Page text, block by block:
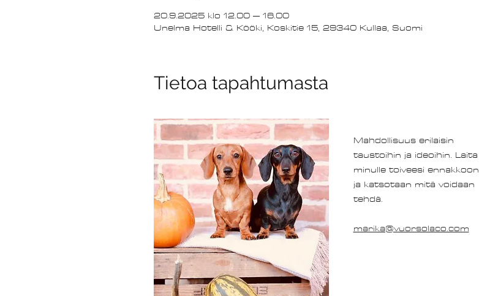
20.9.2025 klo 12.00 – 16.00
Unelma Hotelli & Kööki, Koskitie 15, 29340 Kullaa, Suomi
Tietoa tapahtumasta
Mahdollisuus erilaisin
taustoihin ja ideoihin. Laita
minulle toiveesi ennakkoon
ja katsotaan mitä voidaan
tehdä.
marika@vuorsolaco.com